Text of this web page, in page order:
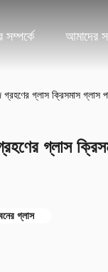
সম্পর্কে আমাদের
গ্লাস ক্রিসমাস গ্লাস
গ্লাস
গ্লাস